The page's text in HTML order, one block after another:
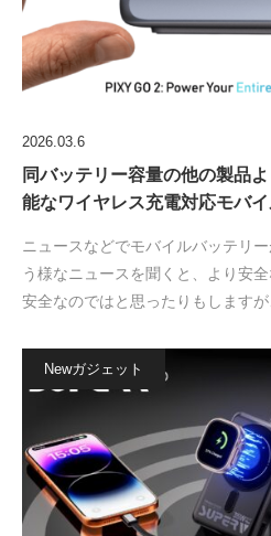
2026.03.6
同バッテリー容量の他の製品
能なワイヤレス充電対応モバ
ニュースなどでモバイルバッテリ
う様なニュースを聞くと、より安
安全なのではと思ったりもします
Newガジェット